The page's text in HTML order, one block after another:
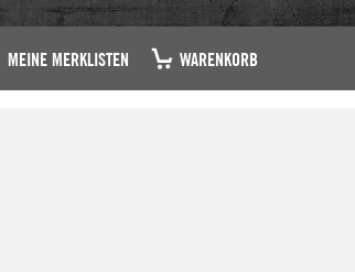
MEINE MERKLISTEN WARENKORB